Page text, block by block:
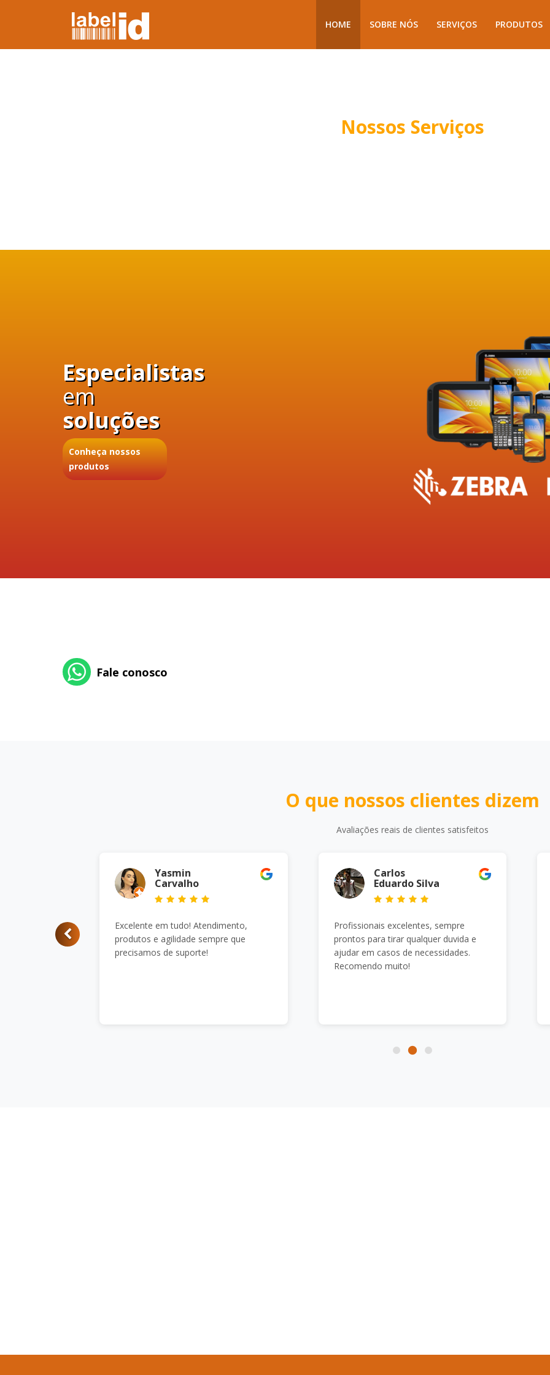
HOME SOBRE NÓS SERVIÇOS PRODUTOS
Nossos Serviços
Especialistas
em
soluções
Conheça nossos
produtos
Fale conosco
O que nossos clientes dizem
Avaliações reais de clientes satisfeitos
Yasmin
Carvalho
Excelente em tudo! Atendimento,
produtos e agilidade sempre que
precisamos de suporte!
Carlos
Eduardo Silva
Profissionais excelentes, sempre
prontos para tirar qualquer duvida e
ajudar em casos de necessidades.
Recomendo muito!